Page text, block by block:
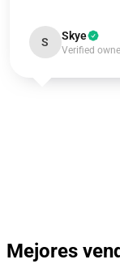
S Skye
Verified
Mejores